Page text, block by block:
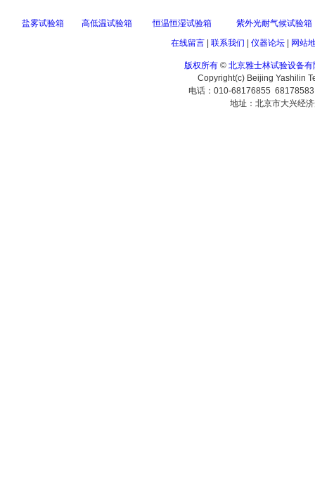
盐雾试验箱 高低温试验箱 恒温恒湿试验箱
紫外光耐气候试验箱
在线留言| 联系我们 仪器论坛| 网站
版权所有 © 北京雅士林试验设备有
Copyright(c) Beijing Yashilin
电话：010-68176855
地址：北京市大兴经